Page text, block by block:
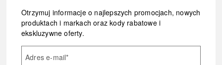
Otrzymuj informacje o najlepszych promocjach, nowych
produktach i markach oraz kody rabatowe i
ekskluzywne oferty.
Adres e-mail*